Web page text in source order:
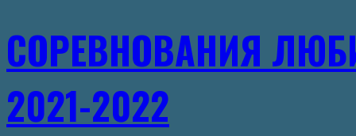
СОРЕВНОВАНИЯ
2021-2022